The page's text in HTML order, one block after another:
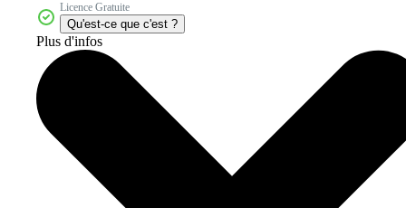
Licence Gratuite
Qu'est-ce que c'est ?
Plus d'infos